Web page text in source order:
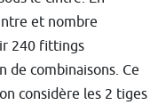
et nombre
240 fittings
de combinaisons. Ce
considère les 2 tiges